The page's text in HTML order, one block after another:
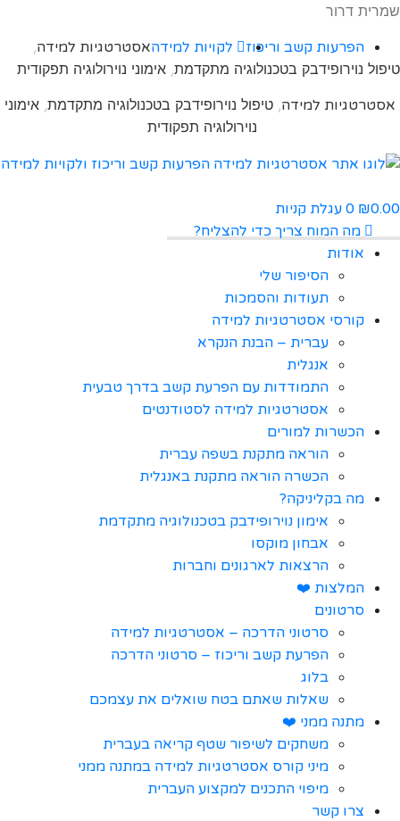
שמרית דרור
הפרעות קשב וריכוז לקויות למידהאסטרטגיות למידה,
טיפול נוירופידבק בטכנולוגיה מתקדמת, אימוני נוירולוגיה תפקודית
אסטרטגיות למידה, טיפול נוירופידבק בטכנולוגיה מתקדמת, אימוני
נוירולוגיה תפקודית
₪0.00
0 עגלת קניות
מה המוח צריך כדי להצליח?
אודות
הסיפור שלי
תעודות והסמכות
קורסי אסטרטגיות למידה
עברית – הבנת הנקרא
אנגלית
התמודדות עם הפרעת קשב בדרך טבעית
אסטרטגיות למידה לסטודנטים
הכשרות למורים
הוראה מתקנת בשפה עברית
הכשרה הוראה מתקנת באנגלית
מה בקליניקה?
אימון נוירופידבק בטכנולוגיה מתקדמת
אבחון מוקסו
הרצאות לארגונים וחברות
המלצות ❤️
סרטונים
סרטוני הדרכה – אסטרטגיות למידה
הפרעת קשב וריכוז – סרטוני הדרכה
בלוג
שאלות שאתם בטח שואלים את עצמכם
מתנה ממני ❤️
משחקים לשיפור שטף קריאה בעברית
מיני קורס אסטרטגיות למידה במתנה ממני
מיפוי התכנים למקצוע העברית
צרו קשר